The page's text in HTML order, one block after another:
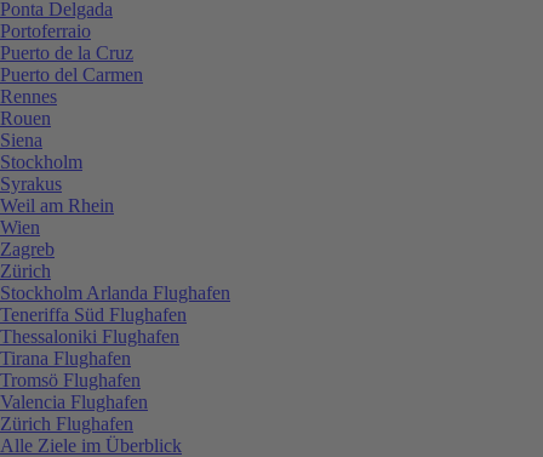
Ponta Delgada
Portoferraio
Puerto de la Cruz
Puerto del Carmen
Rennes
Rouen
Siena
Stockholm
Syrakus
Weil am Rhein
Wien
Zagreb
Zürich
Stockholm Arlanda Flughafen
Teneriffa Süd Flughafen
Thessaloniki Flughafen
Tirana Flughafen
Tromsö Flughafen
Valencia Flughafen
Zürich Flughafen
Alle Ziele im Überblick